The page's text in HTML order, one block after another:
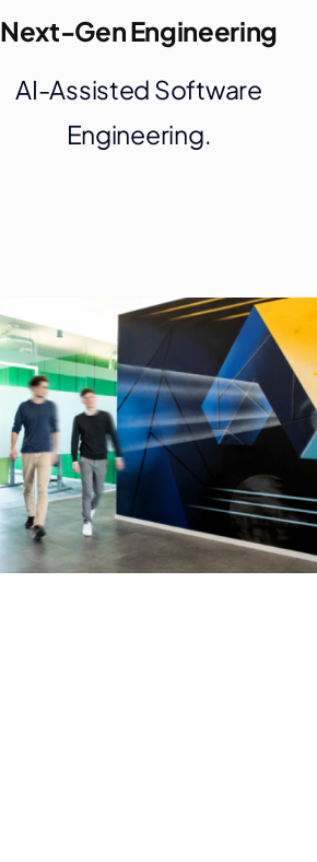
Next-Gen Engineering
AI-Assisted Software
Engineering.